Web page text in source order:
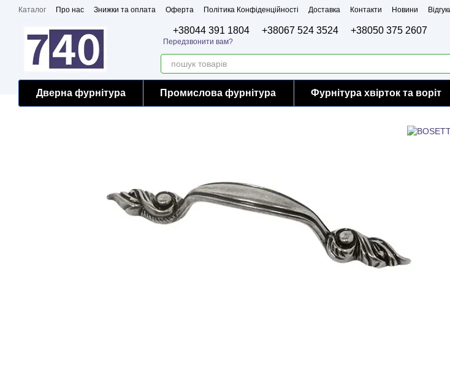
Перейти до основного контенту
Каталог Про нас Знижки та оплата Оферта Політика Конфіденційності Доставка Контакти Новини
+38044 391 1804 +38067 524 3524 +38050 375 2607
Передзвонити вам?
Дверна фурнітура Промислова фурнітура Фурнітура хвірток та воріт